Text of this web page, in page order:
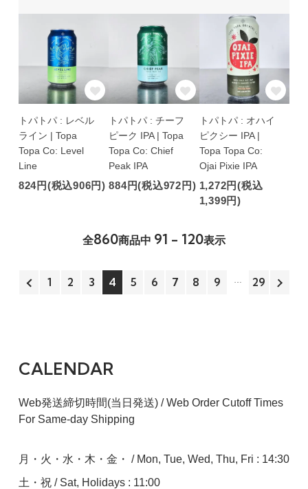
トパトパ : レベル
ライン | Topa
Topa Co: Level
Line
824円(税込906円)
トパトパ : チーフ
ピーク IPA | Topa
Topa Co: Chief
Peak IPA
884円(税込972円)
トパトパ : オハイ
ピクシー IPA |
Topa Topa Co:
Ojai Pixie IPA
1,272円(税込
1,399円)
全860商品中 91 - 120表示
1 2 3 4 5 6 7 8 9 29
CALENDAR
Web発送締切時間(当日発送) / Web Order Cutoff Times
For Same-day Shipping
月・火・水・木・金・ / Mon, Tue, Wed, Thu, Fri : 14:30
土・祝 / Sat, Holidays : 11:00